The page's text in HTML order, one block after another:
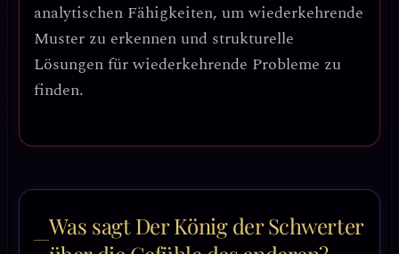
analytischen Fähigkeiten, umwiederkehrende
Muster zu erkennenund strukturelle
Lösungenfür wiederkehrende Probleme zu
finden.
Was sagt Der König der Schwerter